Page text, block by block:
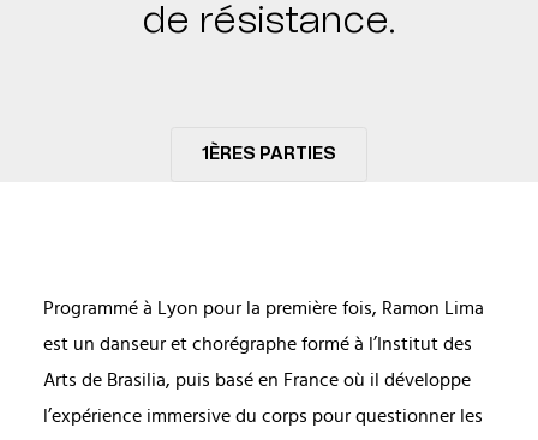
de résistance.
1ÈRES PARTIES
Programmé à Lyon pour la première fois, Ramon Lima
est un danseur et chorégraphe formé à l’Institut des
Arts de Brasilia, puis basé en France où il développe
l’expérience immersive du corps pour questionner les